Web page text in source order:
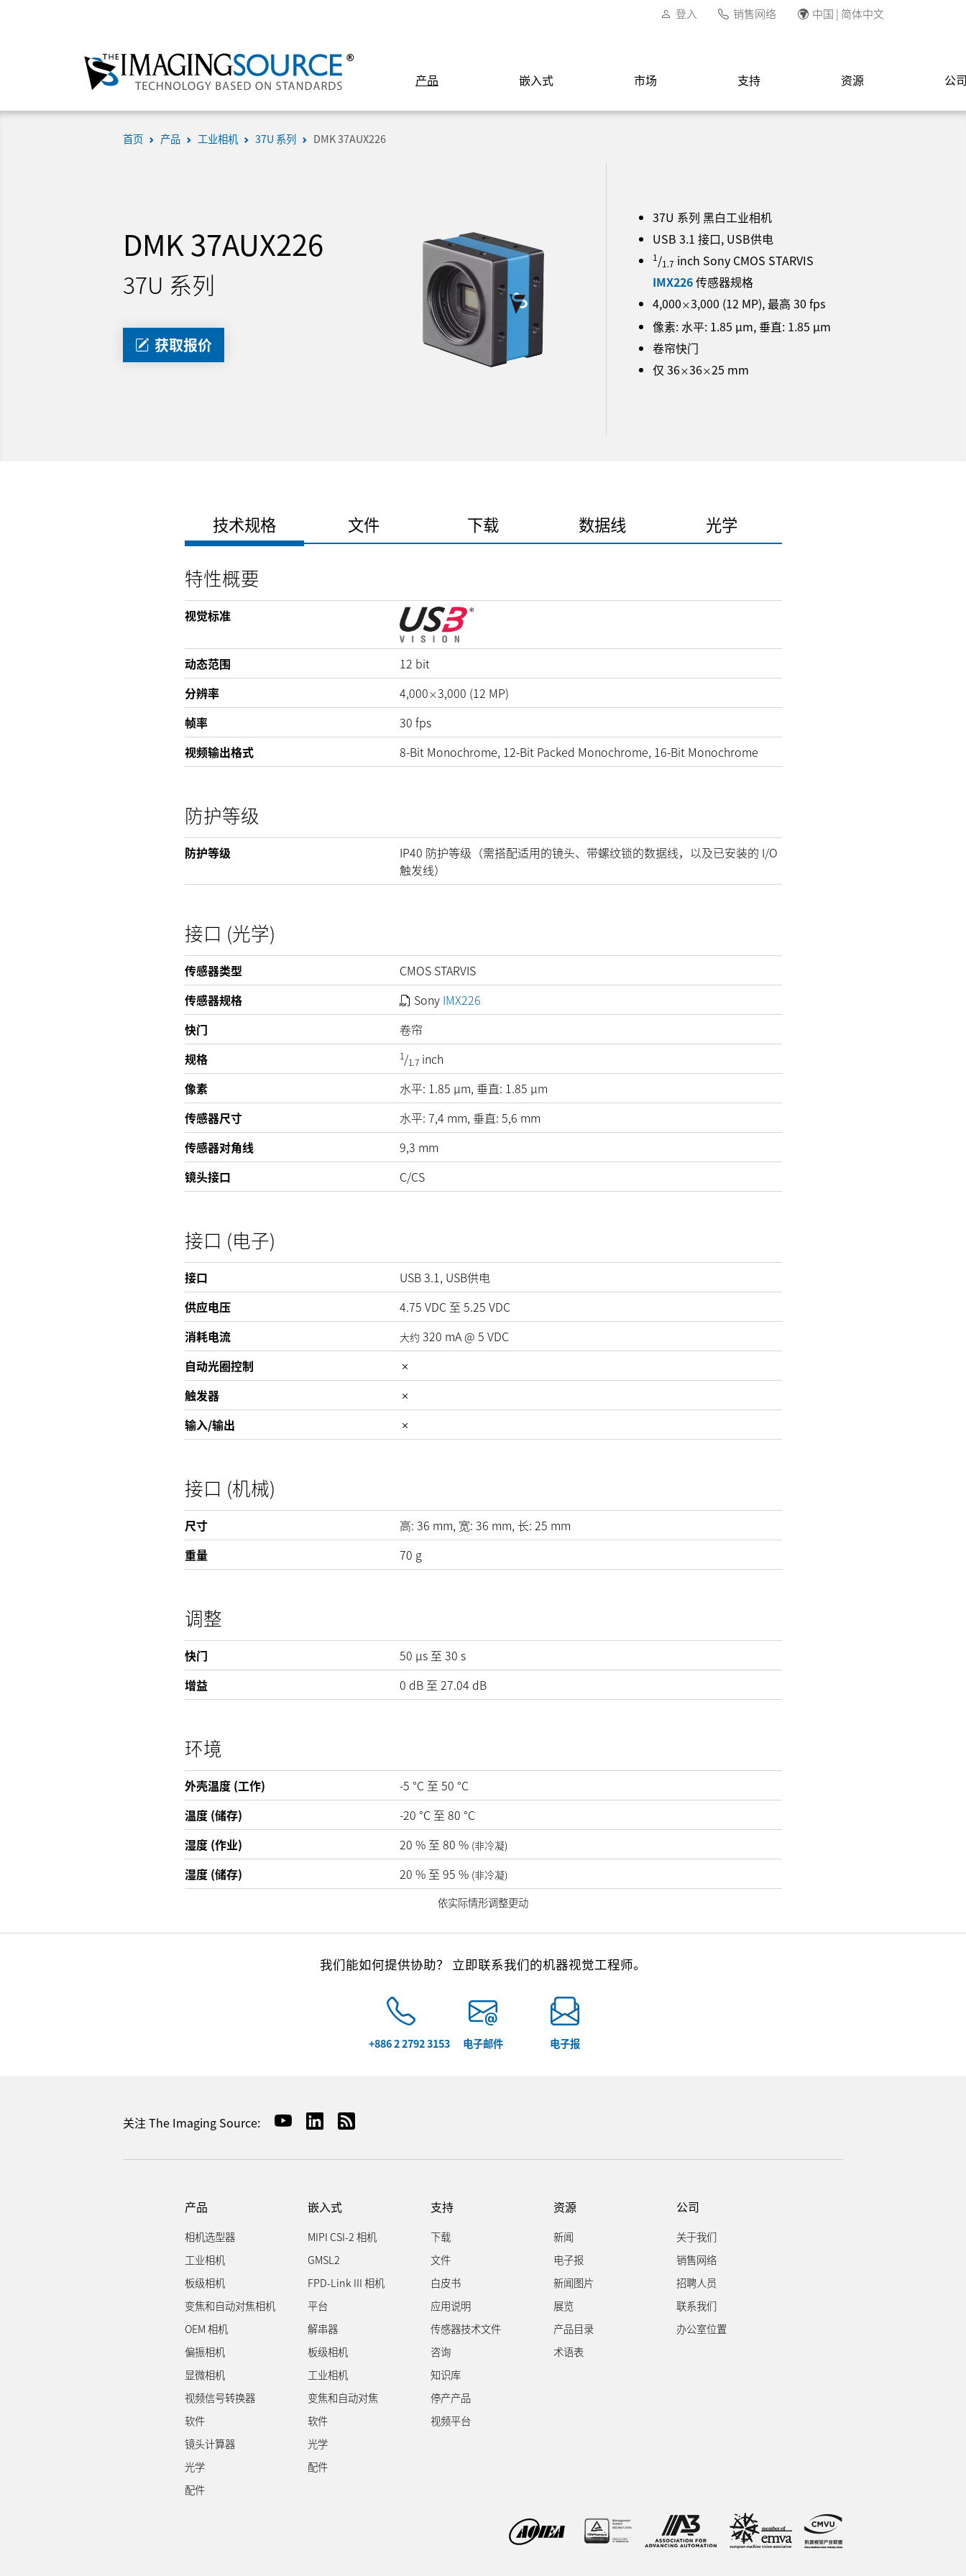
登入 销售网络 中国 | 简体中文
产品 嵌入式 市场 支持 资源 公
首页 产品 工业相机 37U 系列 DMK 37AUX226
DMK 37AUX226
37U 系列
获取报价
37U 系列 黑白工业相机
USB 3.1 接口, USB供电
1/1.7 inch Sony CMOS STARVIS
IMX226传感器规格
4,000×3,000 (12 MP), 最高 30 fps
像素: 水平: 1.85 µm, 垂直: 1.85 µm
卷帘快门
仅 36×36×25 mm
技术规格 文件 下载 数据线 光学
特性概要
视觉标准
动态范围 12 bit
分辨率
4,000×3,000 (12 MP)
帧率
30 fps
视频输出格式
8-Bit Monochrome, 12-Bit Packed Monochrome, 16-Bit Monochrome
防护等级
防护等级
IP40 防护等级（需搭配适用的镜头、带螺纹锁的数据线，以及已安装的 I/O
触发线）
接口 (光学)
传感器类型
CMOS STARVIS
传感器规格
Sony IMX226
快门
卷帘
规格
1/1.7inch
像素
水平: 1.85 µm, 垂直: 1.85 µm
传感器尺寸
水平: 7,4 mm, 垂直: 5,6 mm
传感器对角线
9,3 mm
镜头接口
C/CS
接口 (电子)
接口
USB 3.1, USB供电
供应电压
4.75 VDC至 5.25 VDC
消耗电流
大约 320 mA@ 5 VDC
自动光圈控制
触发器
输入/输出
接口 (机械)
尺寸 高: 36 mm, 宽: 36 mm, 长: 25 mm
重量
70 g
调整
快门
50 µs 至 30 s
增益
0 dB至 27.04 dB
环境
外壳温度 (工作) -5 °C至 50 °C
温度 (储存)
-20 °C至 80 °C
湿度 (作业)
20 %至 80 % (非冷凝)
湿度 (储存) 20 %至 95 % (非冷凝)
依实际情形调整更动
我们能如何提供协助？ 立即联系我们的机器视觉工程师。
+886 2 2792 3153 电子邮件 电子报
关注 The Imaging Source:
产品
相机选型器
工业相机
板级相机
变焦和自动对焦相机
OEM 相机
偏振相机
显微相机
视频信号转换器
软件
镜头计算器
光学
配件
嵌入式
MIPI CSI-2 相机
GMSL2
FPD-Link III 相机
平台
解串器
板级相机
工业相机
变焦和自动对焦
软件
光学
配件
支持
下载
文件
白皮书
应用说明
传感器技术文件
咨询
知识库
停产产品
视频平台
资源
新闻
电子报
新闻图片
展览
产品目录
术语表
公司
关于我们
销售网络
招聘人员
联系我们
办公室位置